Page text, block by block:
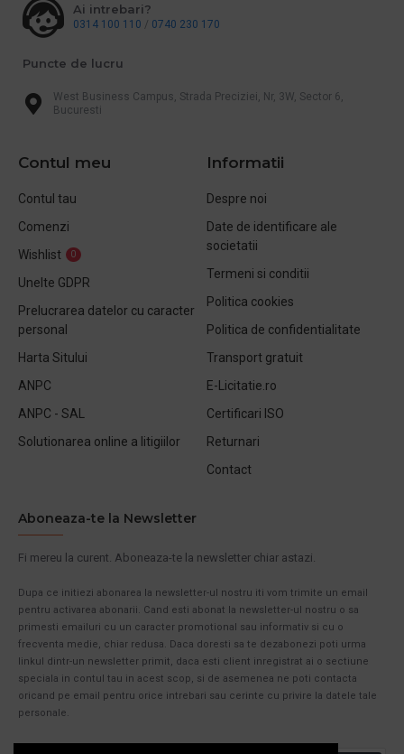
Ai intrebari?
0314 100 110 / 0740 230 170
Puncte de lucru
West Business Campus, Strada Preciziei, Nr, 3W, Sector 6,
Bucuresti
Contul meu
Contul tau
Comenzi
Wishlist
0
Unelte GDPR
Prelucrarea datelor cu caracter
personal
Harta Sitului
ANPC
ANPC - SAL
Solutionarea online a litigiilor
Informatii
Despre noi
Date de identificare ale
societatii
Termeni si conditii
Politica cookies
Politica de confidentialitate
Transport gratuit
E-Licitatie.ro
Certificari ISO
Returnari
Contact
Aboneaza-te la Newsletter
Fi mereu la curent. Aboneaza-te la newsletter chiar astazi.
Dupa ce initiezi abonarea la newsletter-ul nostru iti vom trimite un email
pentru activarea abonarii. Cand esti abonat la newsletter-ul nostru o sa
primesti emailuri cu un caracter promotional sau informativ si cu o
frecventa medie, chiar redusa. Daca doresti sa te dezabonezi poti urma
linkul dintr-un newsletter primit, daca esti client inregistrat ai o sectiune
speciala in contul tau in acest scop, si de asemenea ne poti contacta
oricand pe email pentru orice intrebari sau cerinte cu privire la datele tale
personale.